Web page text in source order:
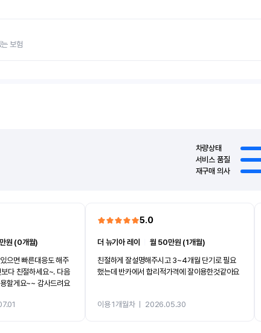
보험
차량상태
서비스 품질
재구매 의사
원 (0개월)
으면 빠른대응도 해주
할게요~~ 감사드려요
5.0
더 뉴기아 레이
월 50만원 (1개월)
친절하게 잘설명해주시고 3~4개월 단기로 필요
했는데 반카에서 합리적가격에 잘이용한것같아요
이용 1개월차ㅣ 2026.05.30